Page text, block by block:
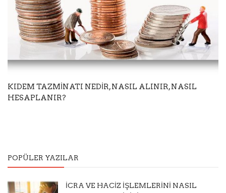
KIDEM TAZMİNATI NEDİR, NASIL ALINIR, NASIL
HESAPLANIR?
POPÜLER YAZILAR
İCRA VE HACİZ İŞLEMLERİNİ NASIL